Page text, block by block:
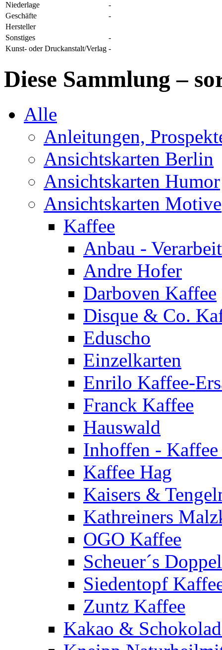
Niederlage
-
Geschäfte
-
Hersteller
Sonstiges
-
Kunst- oder Druckanstalt/Verlag -
Diese Sammlung –
Alle
Anleitungen,
Ansichtskarten Berlin
Ansichtskarten Humor
Ansichtskarten Motive
Kaffee
Anbau -
Andre Hofer
Darboven Kaffee
Disque & Co.
Eduscho
Einzelkarten
Enrilo Kaffee-
Franck Kaffee
Hauswald
Inhoffen -
Kaffee Hag
Kaisers &
Kathreiners
OGO Kaffee
Scheuer´s
Siedentopf
Zuntz Kaffee
Kakao &